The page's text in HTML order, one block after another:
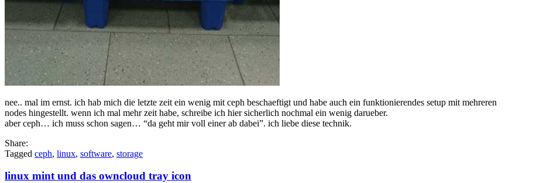
nee.. mal im ernst. ich hab mich die letzte zeit ein wenig mit ceph beschaeftigt und habe auch ein funktionierendes setup mit mehreren
nodes hingestellt. wenn ich mal mehr zeit habe, schreibe ich hier sicherlich nochmal ein wenig darueber.
aber ceph… ich muss schon sagen… “da geht mir voll einer ab dabei”. ich liebe diese technik.
Share:
Tagged ceph, linux, software, storage
linux mint und das owncloud tray icon